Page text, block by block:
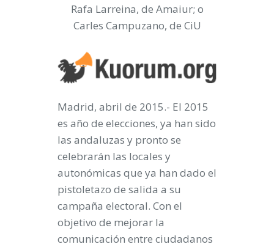
Rafa Larreina, de Amaiur; o
Carles Campuzano, de CiU
Madrid, abril de 2015.- El 2015
es año de elecciones, ya han sido
las andaluzas y pronto se
celebrarán las locales y
autonómicas que ya han dado el
pistoletazo de salida a su
campaña electoral. Con el
objetivo de mejorar la
comunicación entre ciudadanos